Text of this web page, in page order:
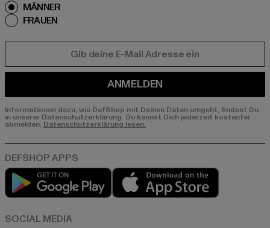
MÄNNER
FRAUEN
ANMELDEN
Informationen dazu, wie DefShop mit Deinen Daten umgeht, findest Du
in unserer Datenschutzerklärung. Du kannst Dich jederzeit kostenfei
abmelden. Datenschutzerklärung lesen.
Play market